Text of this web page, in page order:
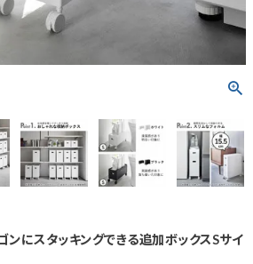
ンにスタッキングできる追加ボックスSサイ